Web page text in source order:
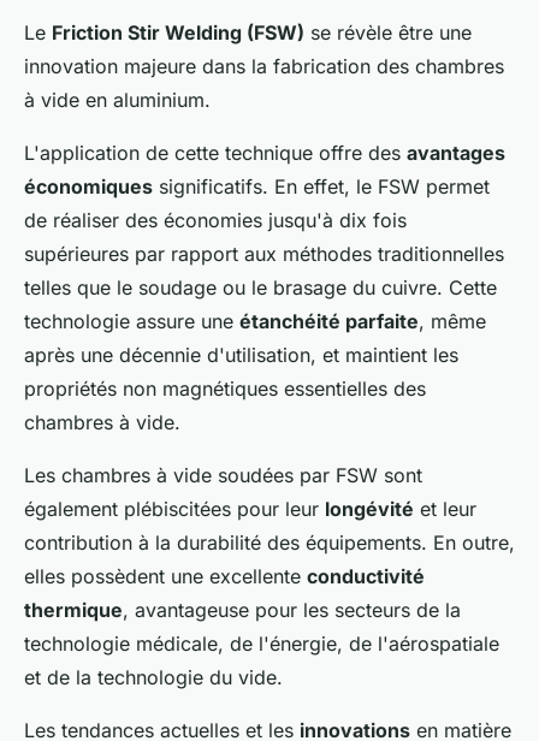
Le Friction Stir Welding (FSW) se révèle être une
innovation majeure dans la fabrication des chambres
à vide en aluminium.
L'application de cette technique offre des avantages
économiques significatifs. En effet, le FSW permet
de réaliser des économies jusqu'à dix fois
supérieures par rapport aux méthodes traditionnelles
telles que le soudage ou le brasage du cuivre. Cette
technologie assure une étanchéité parfaite, même
après une décennie d'utilisation, et maintient les
propriétés non magnétiques essentielles des
chambres à vide.
Les chambres à vide soudées par FSW sont
également plébiscitées pour leur longévité et leur
contribution à la durabilité des équipements. En outre,
elles possèdent une excellente conductivité
thermique, avantageuse pour les secteurs de la
technologie médicale, de l'énergie, de l'aérospatiale
et de la technologie du vide.
Les tendances actuelles et les innovations en matière